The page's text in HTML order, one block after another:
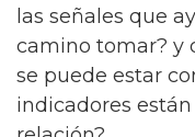
las señales que
camino tomar? y
se puede estar
indicadores